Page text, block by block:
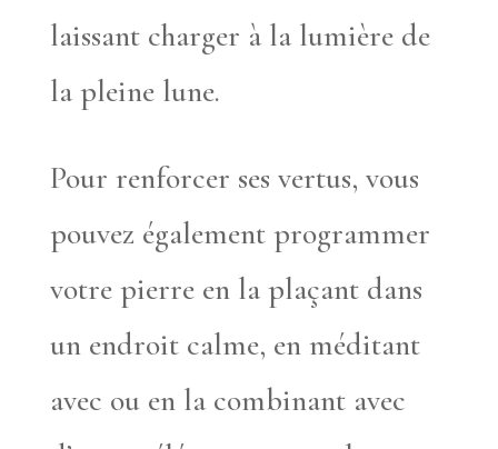
laissant charger à la lumière de
la pleine lune.
Pour renforcer ses vertus, vous
pouvez également programmer
votre pierre en la plaçant dans
un endroit calme, en méditant
avec ou en la combinant avec